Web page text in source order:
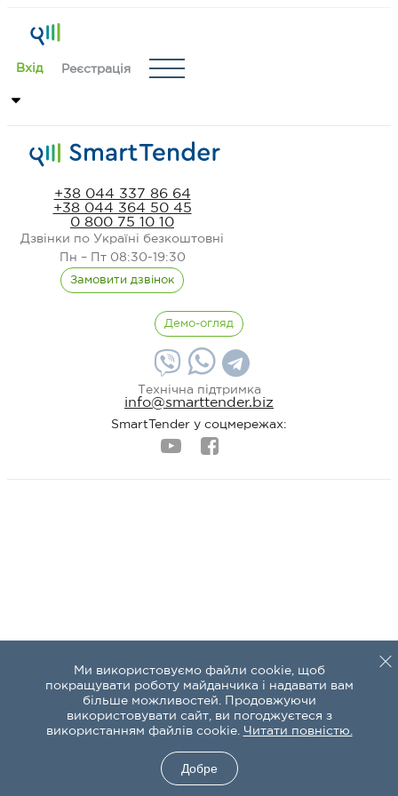
Вхід Реєстрація
Ми використовуємо файли cookie, щоб
покращувати роботу майданчика і надавати вам
більше можливостей. Продовжуючи
використовувати сайт, ви погоджуєтеся з
використанням файлів cookie.
Читати повністю.
Добре
+38 044 337 86 64
+38 044 364 50 45
0 800 75 10 10
Дзвінки по Україні безкоштовні
Пн – Пт 08:30-19:30
Замовити дзвінок
Технічна підтримка
info@smarttender.biz
Демо-огляд
SmartTender у соцмережах: